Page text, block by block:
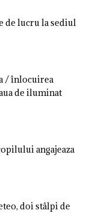
de lucru la sediul
/ înlocuirea
de iluminat
angajeaza
doi stâlpi de